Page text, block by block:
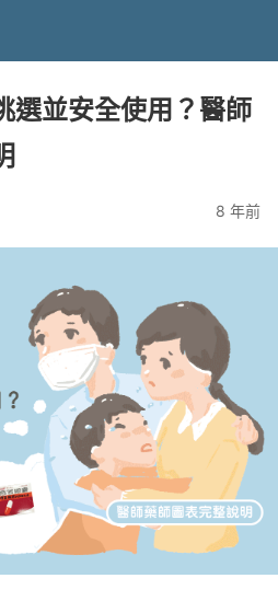
選並安全使用？醫師
8 年前